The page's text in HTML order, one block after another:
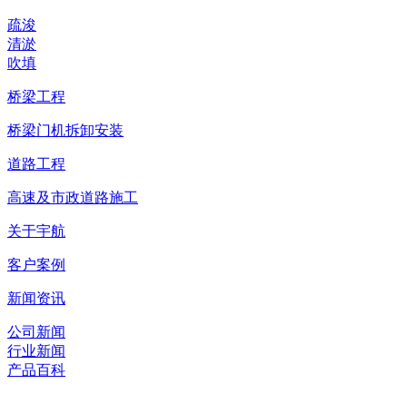
疏浚
清淤
吹填
桥梁工程
桥梁门机拆卸安装
道路工程
高速及市政道路施工
关于宇航
客户案例
新闻资讯
公司新闻
行业新闻
产品百科